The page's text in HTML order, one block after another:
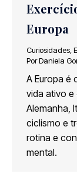
Europa
Curiosidades
PorDaniela
A Europa é
vida ativo e
Alemanha,
ciclismo e
rotina e
mental.